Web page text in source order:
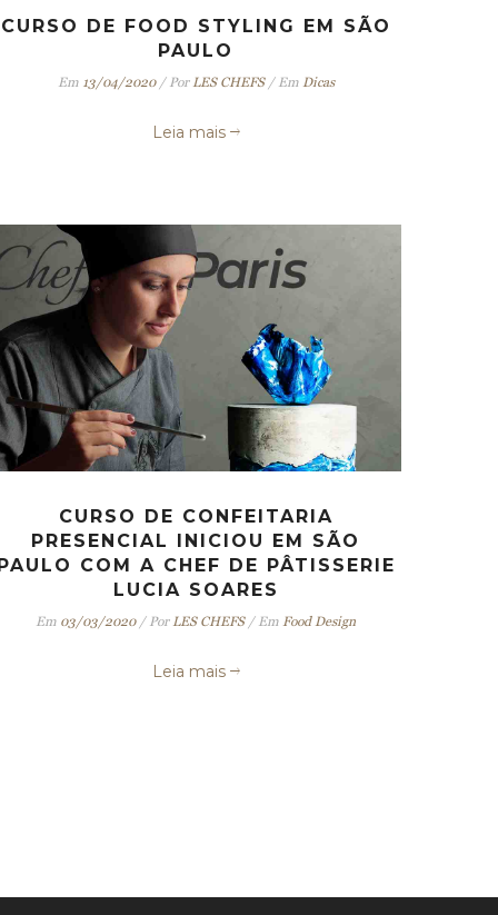
CURSO DE FOOD STYLING EM SÃO
PAULO
Em 13/04/2020/ PorLES CHEFS/ Em Dicas
Leia mais
CURSO DE CONFEITARIA
PRESENCIAL INICIOU EM SÃO
COM A CHEF DE PÂTISSERIE
LUCIA SOARES
Em 03/03/2020/ PorLES CHEFS/ Em Food Design
Leia mais